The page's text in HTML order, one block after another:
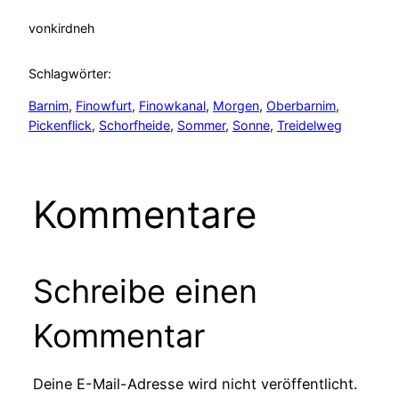
vonkirdneh
Schlagwörter:
Barnim, Finowfurt, Finowkanal, Morgen, Oberbarnim
Pickenflick, Schorfheide, Sommer, Sonne, Treidelweg
Kommentare
Schreibe einen
Kommentar
Deine E-Mail-Adresse wird nicht veröffentlicht.